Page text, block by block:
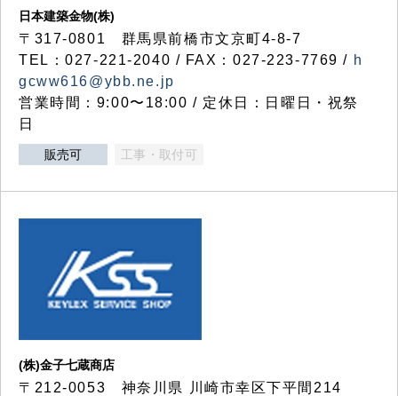
日本建築金物(株)
〒317‐0801 群馬県前橋市文京町4-8-7
TEL：027-221-2040 / FAX：027-223-7769 / h
gcww616@ybb.ne.jp
営業時間：9:00〜18:00 / 定休日：日曜日・祝祭
日
販売可 工事・取付可
(株)金子七蔵商店
〒212-0053 神奈川県 川崎市幸区下平間214